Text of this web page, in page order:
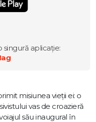
aplicație:
misiunea vieții ei: o
vas de croazieră
său inaugural în